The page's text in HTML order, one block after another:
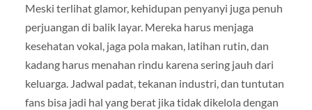
Meski terlihat glamor, kehidupan penyanyi juga penuh
perjuangan di balik layar. Mereka harus menjaga
kesehatan vokal, jaga pola makan, latihan rutin, dan
kadang harus menahan rindu karena sering jauh dari
keluarga. Jadwal padat, tekanan industri, dan tuntutan
fans bisa jadi hal yang berat jika tidak dikelola dengan